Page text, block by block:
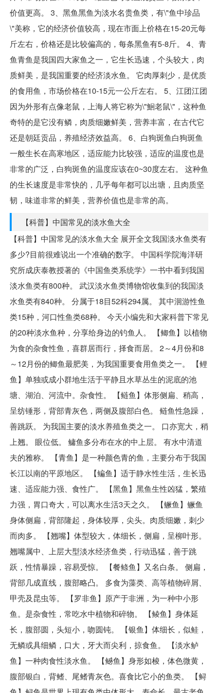
价值更高。 3、黑鱼黑鱼为淡水名贵鱼类，有\"鱼中珍品
\"美称，它的经济价值较高，现在市面上价格在15-20元每
斤左右，价格还是比较偏高的，每条黑鱼有5-8斤。 4、青
鱼青鱼是我国四大家鱼之一，它生长迅速，个头较大，肉
质鲜美，是我国重要的经济淡水鱼。 它肉厚刺少，是优质
的食用鱼，市场价格在10-15元一公斤左右。 5、江团江团
因为外形有点像老鼠，上海人将它称为\"鮰老鼠\"，这种鱼
奇特的是它没有鳞，肉质细嫩鲜美，营养丰富，在古代它
还是朝廷贡品，养殖经济效益高。 6、白狗斑鱼白狗斑鱼
一般生长在高寒地区，适应能力比较强，适应的温度也是
非常的广泛，白狗斑鱼的温度应该在0~30度左右。 这种鱼
的生长速度是非常快的，几乎每年都可以出塘，且肉质坚
韧，味道非常的鲜美，营养价值也是非常的高。
【科普】中国常见的淡水鱼大全
【科普】中国常见的淡水鱼大全 展开全文我国淡水鱼类有
多少?目前很难说出一个准确的数字。 中国科学院海洋研
究所成庆泰教授著的《中国鱼类系统学》一书中看到我国
淡水鱼类有800种。 武汉淡水鱼类博物馆收集到的我国淡
水鱼类有840种。 分属于18目52科294属。 其中洄游性鱼
类15种，河口性鱼类68种。 今天小编先和大家科普下常见
的20种淡水鱼种，分享给身边的钓鱼人。 【鲫鱼】以植物
为食的杂食性鱼，喜群居而行，择食而居。 2～4月份和8
～12月份的鲫鱼最肥美，为我国重要食用鱼类之一。 【鲤
鱼】单独或成小群地生活于平静且水草丛生的泥底的池
塘、湖泊、河流中。杂食性。 【鲢鱼】体形侧扁、稍高，
呈纺锤形，背部青灰色，两侧及腹部白色。 鲢鱼性急躁，
善跳跃。 为我国主要的淡水养殖鱼类之一。 口亦宽大，稍
上翘。 眼位低。 鳙鱼多分布在水的中上层。 有水中清道
夫的雅称。 【青鱼】是一种颜色青的鱼，主要分布于我国
长江以南的平原地区。 【鳊鱼】适于静水性生活，生长迅
速、适应能力强、食性广。 【黑鱼】黑鱼生性凶猛，繁殖
力强，胃口奇大，可以离水生活3天之久。 【鳜鱼】鳜鱼
身体侧扁，背部隆起，身体较厚，尖头。肉质细嫩，刺少
而肉多。 【翘嘴】体型较大，体细长，侧扁，呈柳叶形。
翘嘴属中、上层大型淡水经济鱼类，行动迅猛，善于跳
跃，性情暴躁，容易受惊。 【餐鲦鱼】又名白条。 侧扁，
背部几成直线，腹部略凸。 多食为藻类、高等植物碎屑、
甲壳及昆虫等。 【罗非鱼】原产于非洲，为一种中小形
鱼。是杂食性，常吃水中植物和碎物。 【鲮鱼】身体延
长，腹部圆，头短小，吻圆钝。 【银鱼】体细长，似鲑，
无鳞或具细鳞，口大，牙大而尖利，掠食鱼。 【淡水鲈
鱼】一种肉食性淡水鱼。 【鳡鱼】身形如梭，体色微黄，
腹部银白，背鳍、尾鳍青灰色。喜食比它小的鱼类。 【鲟